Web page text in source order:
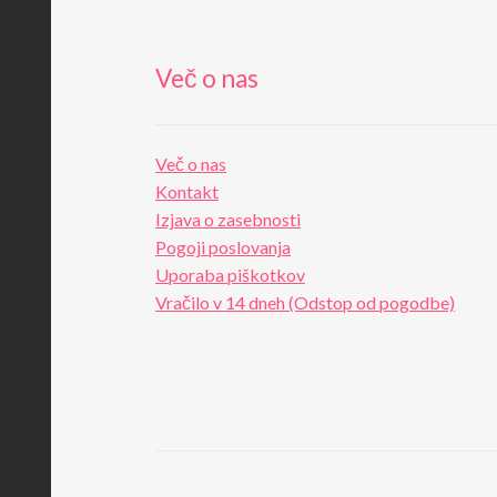
Več o nas
Več o nas
Kontakt
Izjava o zasebnosti
Pogoji poslovanja
Uporaba piškotkov
Vračilo v 14 dneh (Odstop od pogodbe)